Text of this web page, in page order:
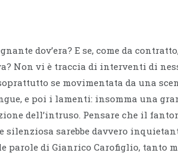
dov’era? E se, come da contratto,
Non vi è traccia di interventi di
se movimentata da una
e poi i lamenti: insomma una
dell’intruso. Pensare che il
sarebbe davvero
parole di Gianrico Carofiglio, tanto